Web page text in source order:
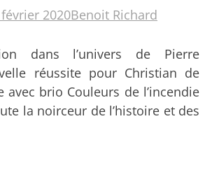
2020Benoit Richard
dans l’univers de Pierre
réussite pour Christian de
avec brio Couleurs de l’incendie
la noirceur de l’histoire et des